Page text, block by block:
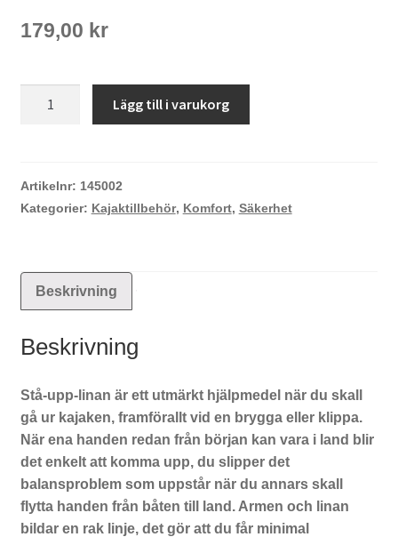
179,00 kr
farleden
mängd
Lägg till i varukorg
Artikelnr: 145002
Kategorier: Kajaktillbehör, Komfort, Säkerhet
Beskrivning
Beskrivning
Stå-upp-linan är ett utmärkt hjälpmedel när du skall
gå ur kajaken, framförallt vid en brygga eller klippa.
När ena handen redan från början kan vara i land blir
det enkelt att komma upp, du slipper det
balansproblem som uppstår när du annars skall
flytta handen från båten till land. Armen och linan
bildar en rak linje, det gör att du får minimal